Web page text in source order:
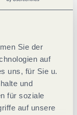
Sie der
auf
uns, für Sie u.
und
für soziale
auf unsere